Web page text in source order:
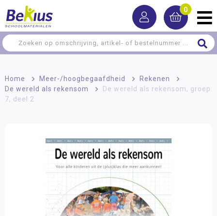
0
Home > Meer-/hoog­begaafdheid > Rekenen
>
De wereld als rekensom
>
De wereld als rekensom, groep
7, deel 2